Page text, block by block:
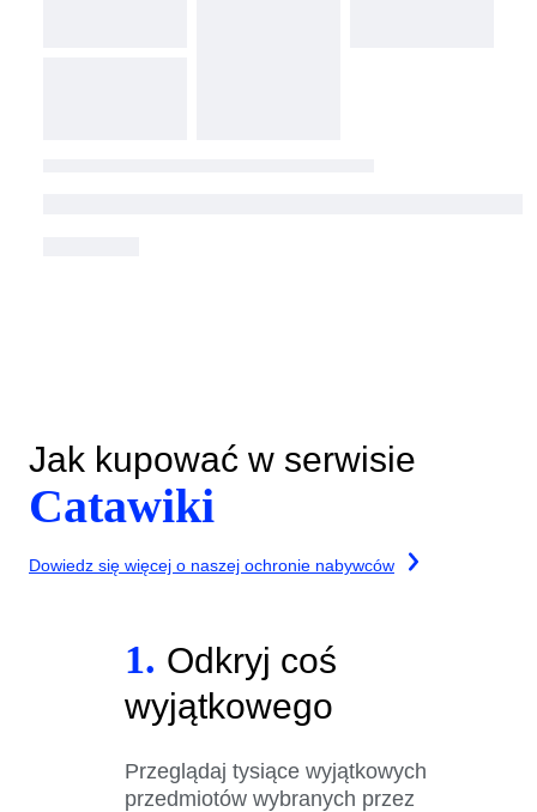
Jak kupować w serwisie
Catawiki
Dowiedz się więcej o naszej ochronie nabywców
1. Odkryj coś
wyjątkowego
Przeglądaj tysiące wyjątkowych
przedmiotów wybranych przez